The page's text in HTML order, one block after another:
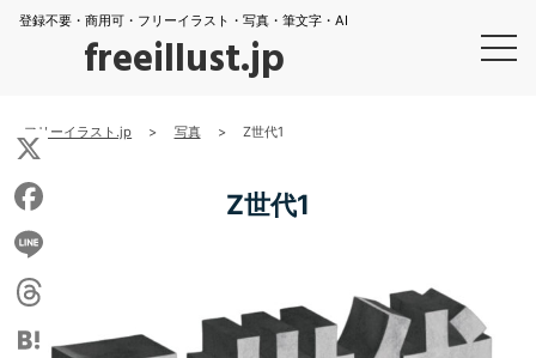
登録不要・商用可・フリーイラスト・写真・筆文字・AI
freeillust.jp
フリーイラスト.jp > 写真 > Z世代1
Z世代1
X
Facebook
Line
Threads